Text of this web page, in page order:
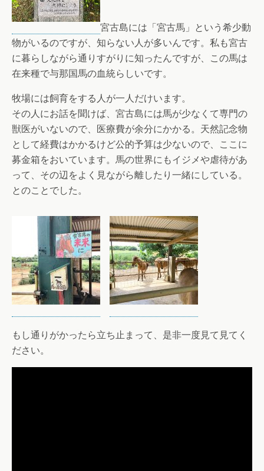
宮古島には「宮古馬」という希少動
物がいるのですが、知らない人が多いんです。私も宮古
に暮らしながら通りすがりに知ったんですが、この馬は
在来種で与那国馬の血統らしいです。
牧場には飼育をする人が一人だけいます。
その人にお話を聞けば、宮古島には馬が少なくて専門の
獣医がいないので、医療費が余分にかかる。天然記念物
として経費はかかるけど公的予算は少ないので、ここに
募金箱をおいています。馬の世界にもイジメや虐待があ
って、その辺をよく見ながら離したり一緒にしている。
とのことでした。
もし通りがかったら立ち止まって、是非一度見て見てく
ださい。